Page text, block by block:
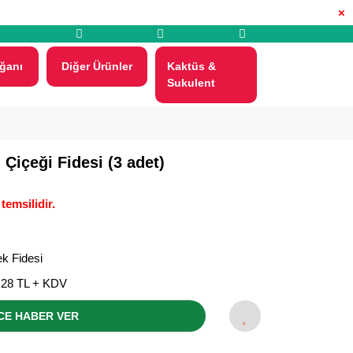
×
Diğer Ürünler
Kaktüs &
Sukulent
Çiçeği Fidesi (3 adet)
Fidesi
TL + KDV
HABER VER